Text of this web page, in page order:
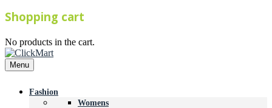
Shopping cart
No products in the cart.
Menu
Fashion
Womens